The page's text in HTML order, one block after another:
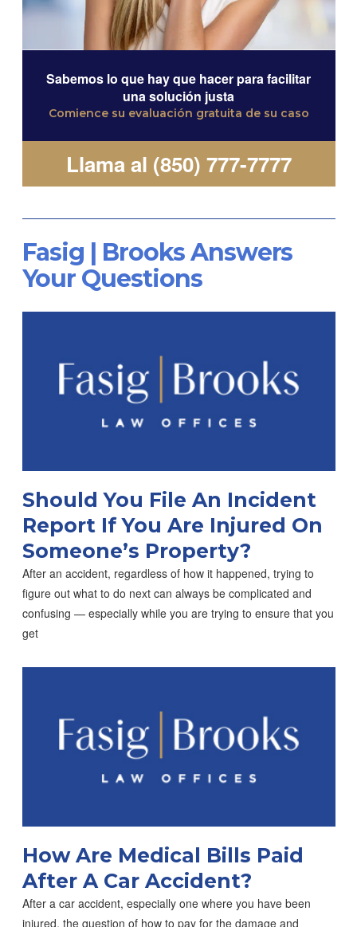
Sabemos lo que hay que hacer para facilitar
una solución justa
Comience su evaluación gratuita de su caso
Llama al (850) 777-7777
Fasig | Brooks Answers
Your Questions
Should You File An Incident
Report If You Are Injured On
Someone’s Property?
After an accident, regardless of how it happened, trying to
figure out what to do next can always be complicated and
confusing — especially while you are trying to ensure that you
get
How Are Medical Bills Paid
After A Car Accident?
After a car accident, especially one where you have been
injured, the question of how to pay for the damage and